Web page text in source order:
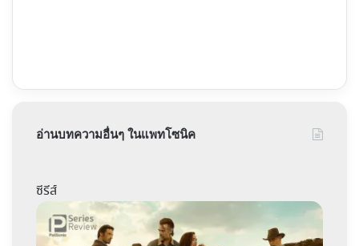
อ่านบทความอื่นๆ ในแพทโซนิค
ซีรีส์